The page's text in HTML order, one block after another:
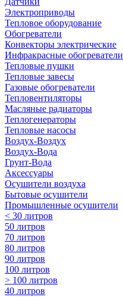
Электроприводы
Тепловое оборудование
Обогреватели
Конвекторы электрические
Инфракрасные обогреватели
Тепловые пушки
Тепловые завесы
Газовые обогреватели
Тепловентиляторы
Масляные радиаторы
Теплогенераторы
Тепловые насосы
Воздух-Воздух
Воздух-Вода
Грунт-Вода
Аксессуары
Осушители воздуха
Бытовые осушители
Промышленные осушители
< 30 литров
50 литров
70 литров
80 литров
90 литров
100 литров
> 100 литров
40 литров